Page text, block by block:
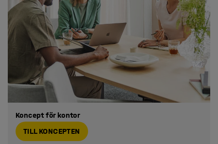
Koncept för kontor
TILL KONCEPTEN